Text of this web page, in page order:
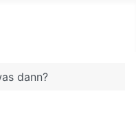
dann?